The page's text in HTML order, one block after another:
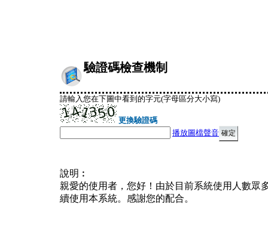
驗證碼檢查機制
請輸入您在下圖中看到的字元(字母區分大小寫)
更換驗證碼
播放圖檔聲音
說明︰
親愛的使用者，您好！由於目前系統使用人數眾
續使用本系統。感謝您的配合。